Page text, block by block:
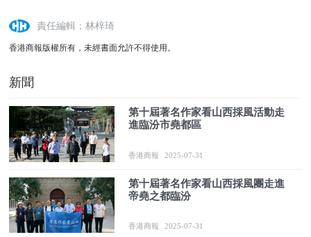
責任編輯：林梓琦
香港商報版權所有，未經書面允許不得使用。
新聞
第十屆著名作家看山西採風活動走
進臨汾市堯都區
香港商報 2025-07-31
第十屆著名作家看山西採風團走進
帝堯之都臨汾
香港商報 2025-07-31